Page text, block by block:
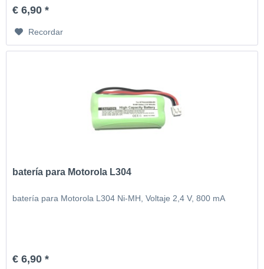
€ 6,90 *
Recordar
batería para Motorola L304
batería para Motorola L304 Ni-MH, Voltaje 2,4 V, 800 mA
€ 6,90 *